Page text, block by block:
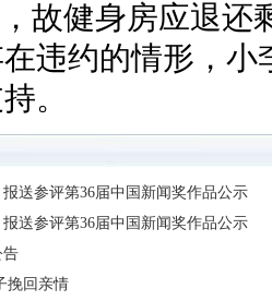
故健身房应退还
违约的情形，
。
送参评第36届中国新闻奖作品公示
送参评第36届中国新闻奖作品公示
告
挽回亲情